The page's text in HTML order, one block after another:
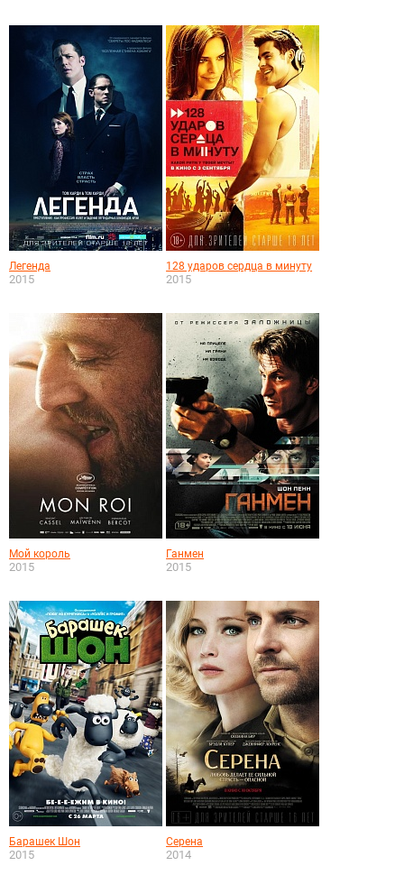
Легенда
2015
128 ударов сердца в минуту
2015
Мой король
2015
Ганмен
2015
Барашек Шон
2015
Серена
2014